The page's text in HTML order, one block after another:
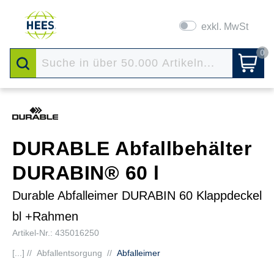
exkl. MwSt
0
DURABLE Abfallbehälter
DURABIN® 60 l
Durable Abfalleimer DURABIN 60 Klappdeckel
bl +Rahmen
Artikel-Nr.: 435016250
[...] // Abfallentsorgung // Abfalleimer